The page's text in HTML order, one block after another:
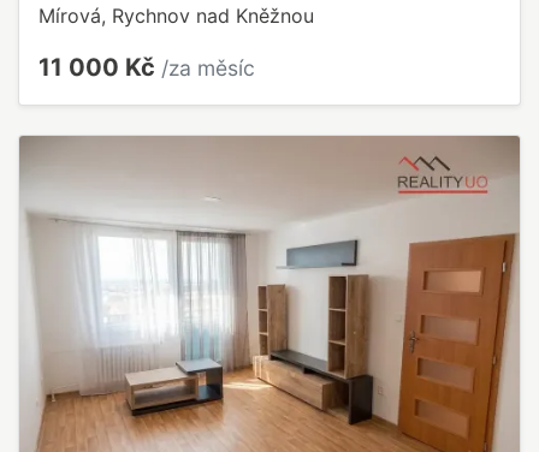
Mírová, Rychnov nad Kněžnou
11 000 Kč /za měsíc